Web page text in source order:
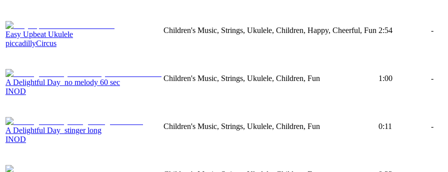
Easy Upbeat Ukulele
piccadillyCircus
Children's Music, Strings, Ukulele, Children, Happy, Cheerful, Fun 2:54 -
A Delightful Day_no melody 60 sec
INOD
Children's Music, Strings, Ukulele, Children, Fun 1:00 -
A Delightful Day_stinger long
INOD
Children's Music, Strings, Ukulele, Children, Fun 0:11 -